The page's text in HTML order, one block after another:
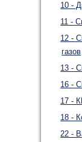
10 -
11 -
12 -
газов
13 -
16 -
17 -
18 -
22 -